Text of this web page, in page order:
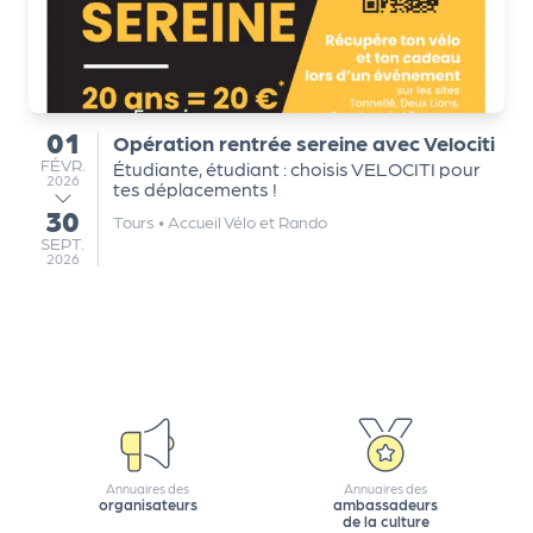
du
01
FÉVRIER
FÉVR.
2026
au
30
SEPTEMBRE
SEPT.
2026
Opération rentrée sereine avec Velociti
Étudiante, étudiant : choisis VELOCITI pour
tes déplacements !
Tours • Accueil Vélo et Rando
Annuaires des
organisateurs
Annuaires des
ambassadeurs
de la culture
r
t
e
n
a
ir
e